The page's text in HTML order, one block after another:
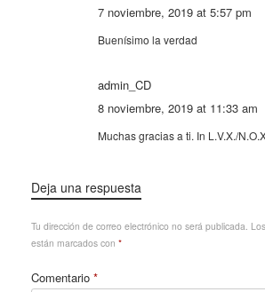
7 noviembre, 2019 at 5:57 pm
Buenísimo la verdad
admin_CD
8 noviembre, 2019 at 11:33 am
Muchas gracias a ti. In L.V.X./
Deja una respuesta
Tu dirección de correo electrónico no será publicada.
están marcados con *
Comentario *